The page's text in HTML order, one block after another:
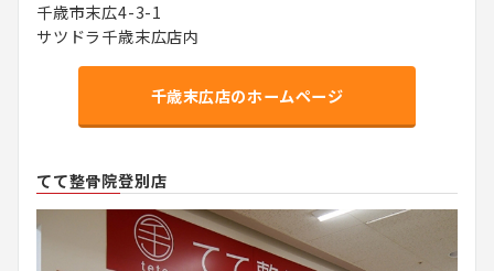
千歳市末広4-3-1
サツドラ千歳末広店内
千歳末広店のホームページ
てて整骨院登別店